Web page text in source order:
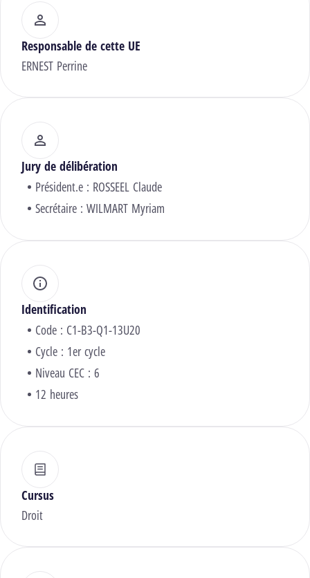
Responsable de cette UE
ERNEST Perrine
Jury de délibération
Président.e : ROSSEEL Claude
Secrétaire : WILMART Myriam
Identification
Code : C1-B3-Q1-13U20
Cycle : 1er cycle
Niveau CEC : 6
12 heures
Cursus
Droit